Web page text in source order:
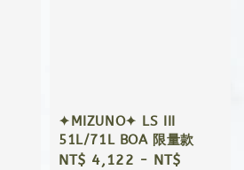
✦MIZUNO✦ LS III
51L/71L BOA 限量款
Sale
NT$ 4,122 - NT$